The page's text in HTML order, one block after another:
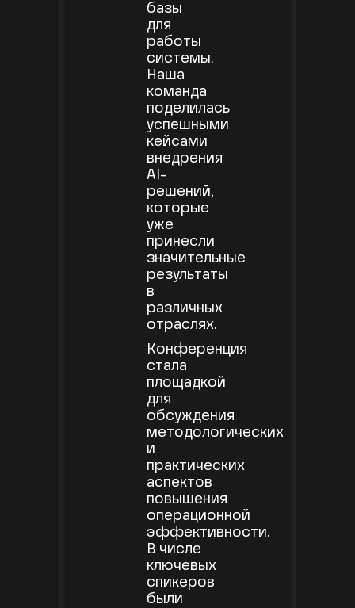
базы
для
работы
системы.
Наша
команда
поделилась
успешными
кейсами
внедрения
AI-
решений,
которые
уже
принесли
значительные
результаты
в
различных
отраслях.
Конференция
стала
площадкой
для
обсуждения
методологических
и
практических
аспектов
повышения
операционной
эффективности.
В числе
ключевых
спикеров
были